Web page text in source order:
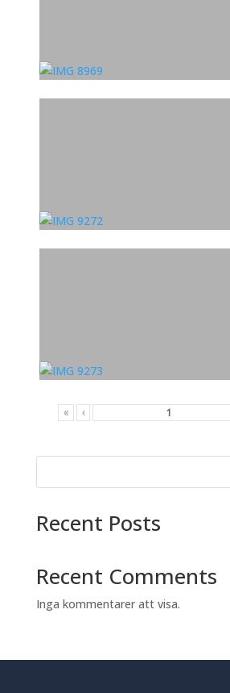
« ‹
Recent Posts
Recent Comments
Inga kommentarer att visa.